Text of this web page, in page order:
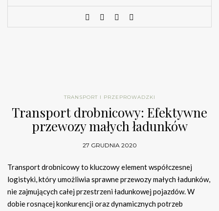
TRANSPORT I PRZEPROWADZKI
Transport drobnicowy: Efektywne
przewozy małych ładunków
27 GRUDNIA 2020
Transport drobnicowy to kluczowy element współczesnej
logistyki, który umożliwia sprawne przewozy małych ładunków,
nie zajmujących całej przestrzeni ładunkowej pojazdów. W
dobie rosnącej konkurencji oraz dynamicznych potrzeb